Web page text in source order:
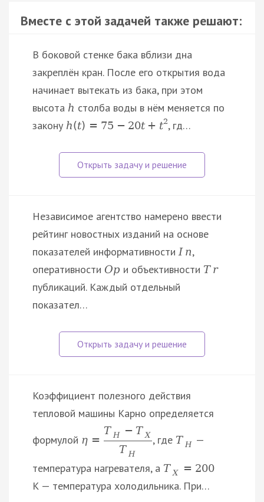
Вместе с этой задачей также решают:
В боковой стенке бака вблизи дна
закреплён кран. После его открытия вода
начинает вытекать из бака, при этом
высота h столба воды в нём меняется по
закону h(t) = 75 − 20t + t2, гд…
Независимое агентство намерено ввести
рейтинг новостных изданий на основе
показателей информативностиI n,
оперативности Op и объективности T r
публикаций. Каждый отдельный
показател…
Коэффициент полезного действия
тепловой машины Карно определяется
формулой η =
T H − T X
T H
, где T H —
температура нагревателя, а T X = 200
К — температура холодильника. При…